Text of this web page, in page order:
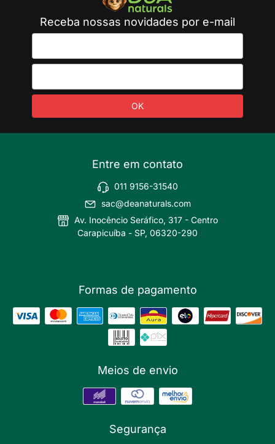
Receba nossas novidades por e-mail
Entre em contato
011 9156-31540
sac@deanaturals.com
Av. Inocêncio Seráfico, 317 - Centro
Carapicuíba - SP, 06320-290
Formas de pagamento
Meios de envio
Segurança